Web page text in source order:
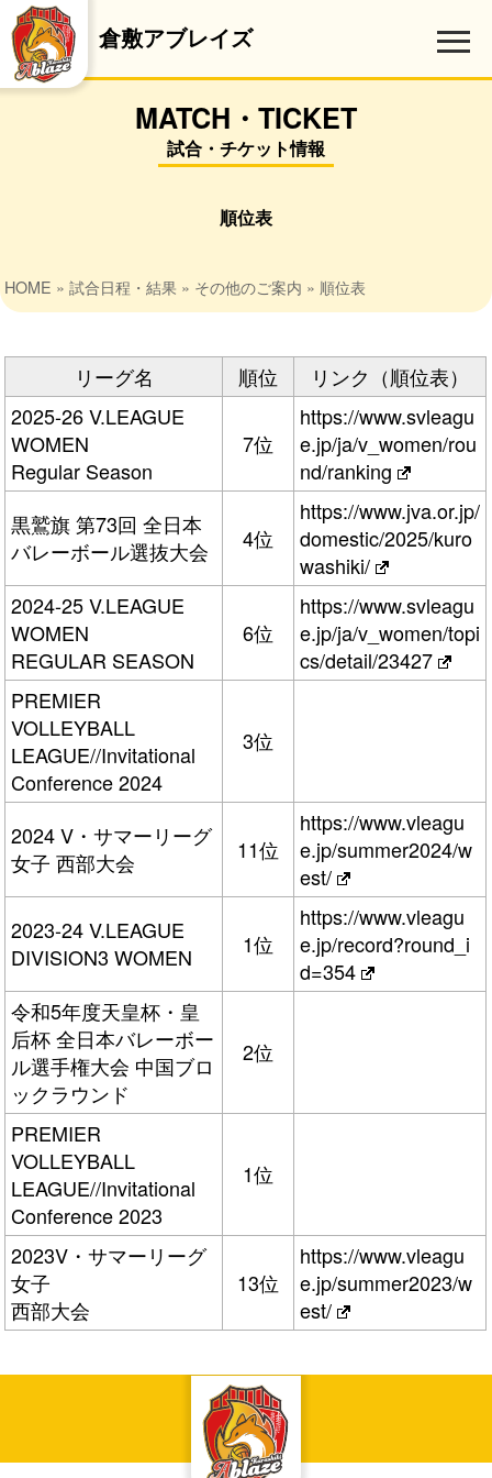
倉敷アブレイズ
MATCH・TICKET
試合・チケット情報
順位表
HOME »試合日程・結果 » その他のご案内 » 順位表
リーグ名 順位
リンク（順位表）
2025-26 V.LEAGUE
WOMEN
Regular Season
7位
https://www.svleagu
e.jp/ja/v_women/rou
nd/ranking
黒鷲旗 第73回 全日本
バレーボール選抜大会
4位
https://www.jva.or.jp/
domestic/2025/kuro
washiki/
2024-25 V.LEAGUE
WOMEN
REGULAR SEASON
6位
https://www.svleagu
e.jp/ja/v_women/topi
cs/detail/23427
PREMIER
VOLLEYBALL
LEAGUE//Invitational
Conference 2024
3位
2024 V・サマーリーグ
女子 西部大会
11位
https://www.vleagu
e.jp/summer2024/w
est/
2023-24 V.LEAGUE
DIVISION3 WOMEN
1位
https://www.vleagu
e.jp/record?round_i
d=354
令和5年度天皇杯・皇
后杯 全日本バレーボー
ル選手権大会 中国ブロ
ックラウンド
2位
PREMIER
VOLLEYBALL
LEAGUE//Invitational
Conference 2023
1位
2023V・サマーリーグ
女子
西部大会
13位
https://www.vleagu
e.jp/summer2023/w
est/